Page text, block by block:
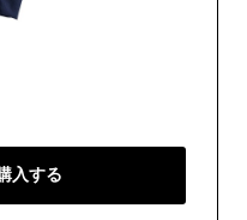
入する